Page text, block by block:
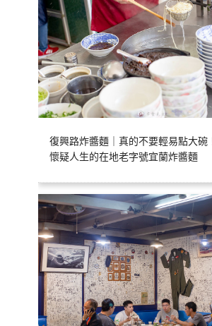
復興路炸醬麵｜真的不要輕易點大碗
懷疑人生的在地老字號宜蘭炸醬麵